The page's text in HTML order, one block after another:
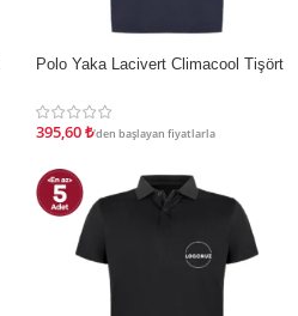
İNDIRIM
Polo Yaka Lacivert Climacool Tişört
395,60₺'den başlayan fiyatlarla